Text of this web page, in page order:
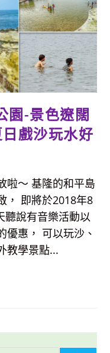
園-景色遼闊
戲沙玩水好
啦～ 基隆的和平島
， 即將於2018年8
聽說有音樂活動以
優惠， 可以玩沙、
教學景點...